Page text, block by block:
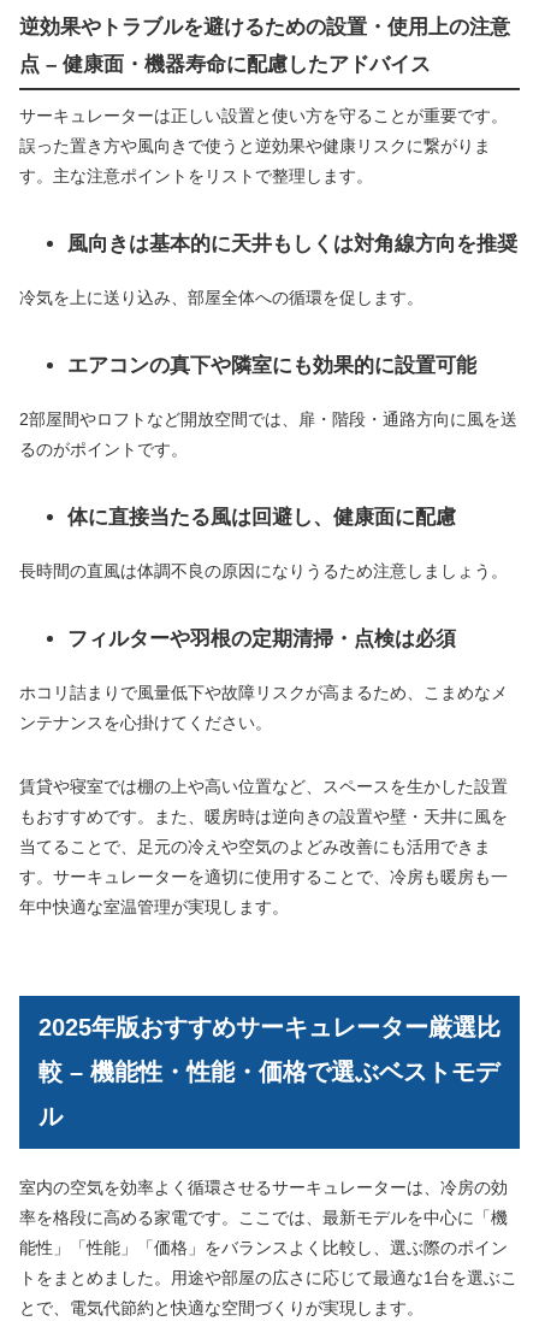
逆効果やトラブルを避けるための設置・使用上の注意
点 – 健康面・機器寿命に配慮したアドバイス
サーキュレーターは正しい設置と使い方を守ることが重要です。
誤った置き方や風向きで使うと逆効果や健康リスクに繋がりま
す。主な注意ポイントをリストで整理します。
風向きは基本的に天井もしくは対角線方向を推奨
冷気を上に送り込み、部屋全体への循環を促します。
エアコンの真下や隣室にも効果的に設置可能
2部屋間やロフトなど開放空間では、扉・階段・通路方向に風を送
るのがポイントです。
体に直接当たる風は回避し、健康面に配慮
長時間の直風は体調不良の原因になりうるため注意しましょう。
フィルターや羽根の定期清掃・点検は必須
ホコリ詰まりで風量低下や故障リスクが高まるため、こまめなメ
ンテナンスを心掛けてください。
賃貸や寝室では棚の上や高い位置など、スペースを生かした設置
もおすすめです。また、暖房時は逆向きの設置や壁・天井に風を
当てることで、足元の冷えや空気のよどみ改善にも活用できま
す。サーキュレーターを適切に使用することで、冷房も暖房も一
年中快適な室温管理が実現します。
2025年版おすすめサーキュレーター厳選比
較 – 機能性・性能・価格で選ぶベストモデ
ル
室内の空気を効率よく循環させるサーキュレーターは、冷房の効
率を格段に高める家電です。ここでは、最新モデルを中心に「機
能性」「性能」「価格」をバランスよく比較し、選ぶ際のポイン
トをまとめました。用途や部屋の広さに応じて最適な1台を選ぶこ
とで、電気代節約と快適な空間づくりが実現します。